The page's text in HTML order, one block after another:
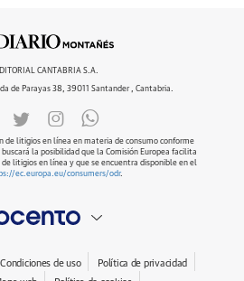
CANTABRIA S.A.
de Parayas 38, 39011 Santander , Cantabria.
de litigios en línea en materia de consumo conforme
la posibilidad que la Comisión Europea facilita
litigios en línea y que se encuentra disponible en el
ec.europa.eu/consumers/odr.
Condiciones de uso
Política de privacidad